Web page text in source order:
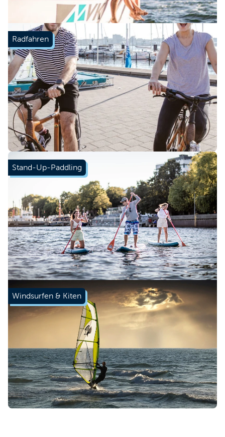
Radfahren
Mehr erfahren
Stand-Up-Paddling
Mehr erfahren
Windsurfen & Kiten
Mehr erfahren